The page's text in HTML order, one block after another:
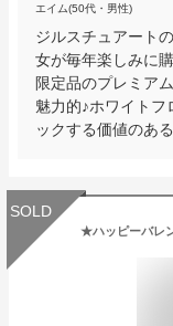
エイム(50代・男性)
ジルスチュアート
女が毎年楽しみに
限定品のプレミア
魅力的♪ホワイトフ
ックする価値のあ
SOLD